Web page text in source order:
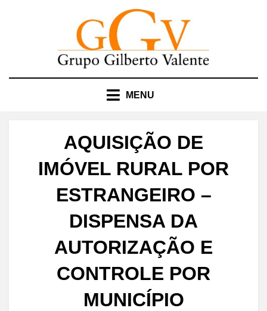
MENU
AQUISIÇÃO DE
IMÓVEL RURAL POR
ESTRANGEIRO –
DISPENSA DA
AUTORIZAÇÃO E
CONTROLE POR
MUNICÍPIO